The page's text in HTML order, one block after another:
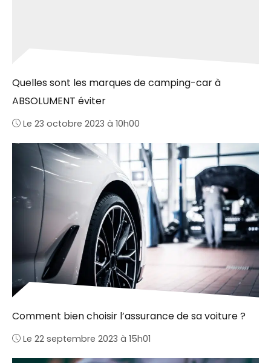
Quelles sont les marques de camping-car à
ABSOLUMENT éviter
Le 23 octobre 2023 à 10h00
Comment bien choisir l’assurance de sa voiture ?
Le 22 septembre 2023 à 15h01